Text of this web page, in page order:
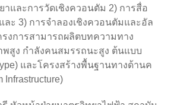
าและการวัดเชิงควอนตัม 2) การสื่อ
ละ 3) การจำลองเชิงควอนตัมและอัล
งการสามารถผลิตบทความทาง
สูง กำลังคนสมรรถนะสูง ต้นแบบ
และโครงสร้างพื้นฐานทางด้านค
Infrastructure)